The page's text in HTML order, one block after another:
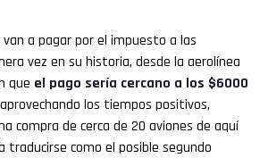
a pagar por el impuesto a las
vez en su historia, desde la aerolínea
que el pago sería cercano a los $6000
los tiempos positivos,
compra de cerca de 20 aviones de aquí
traducirse como el posible segundo